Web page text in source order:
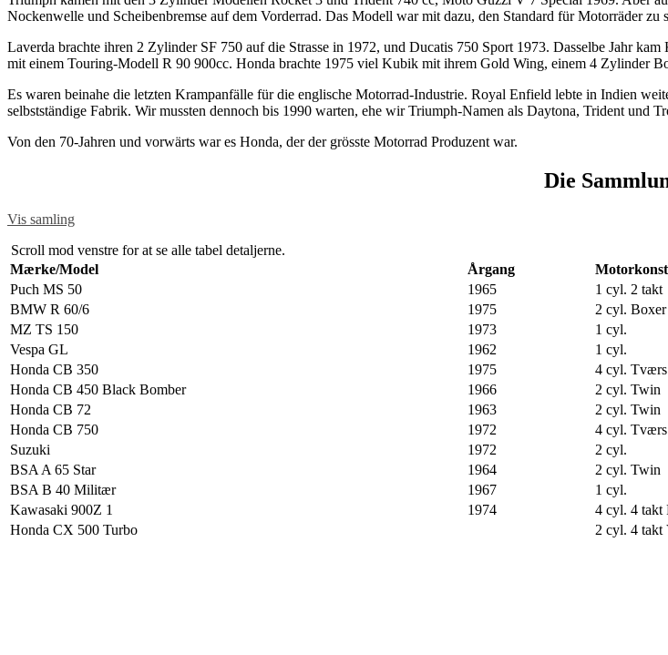
Nockenwelle und Scheibenbremse auf dem Vorderrad. Das Modell war mit dazu, den Standard für Motorräder
Laverda brachte ihren 2 Zylinder SF 750 auf die Strasse in 1972, und Ducatis 750 Sport 1973. Dasselbe Jahr
mit einem Touring-Modell R 90 900cc. Honda brachte 1975 viel Kubik mit ihrem Gold Wing, einem 4 Zylinder
Es waren beinahe die letzten Krampanfälle für die englische Motorrad-Industrie. Royal Enfield lebte in Indien
selbstständige Fabrik. Wir mussten dennoch bis 1990 warten, ehe wir Triumph-Namen als Daytona, Trident und
Von den 70-Jahren und vorwärts war es Honda, der der grösste Motorrad Produzent war.
Die
Vis samling
Scroll mod venstre for at se alle tabel detaljerne.
Mærke/Model
Årgang
Puch MS 50
1965 1 cyl. 2 takt
BMW R 60/6
1975 2 cyl.
MZ TS 150
1973 1 cyl.
Vespa GL
1962 1 cyl.
Honda CB 350
1975 4 cyl. Tværs
Honda CB 450 Black Bomber
1966 2 cyl. Twin
Honda CB 72
1963 2 cyl. Twin
Honda CB 750
1972 4 cyl. Tværs
Suzuki
1972 2 cyl.
BSA A 65 Star
1964 2 cyl. Twin
BSA B 40 Militær
1967 1 cyl.
Kawasaki 900Z 1
1974 4 cyl. 4 takt
Honda CX 500 Turbo
2 cyl. 4 takt